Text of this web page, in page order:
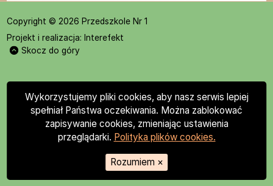
Wykorzystujemy pliki cookies, aby nasz serwis lepiej
spełniał Państwa oczekiwania. Można zablokować
zapisywanie cookies, zmieniając ustawienia
przeglądarki. Polityka plików cookies.
Rozumiem ×
Copyright © 2026 Przedszkole Nr 1
Projekt i realizacja: Interefekt
Skocz do góry